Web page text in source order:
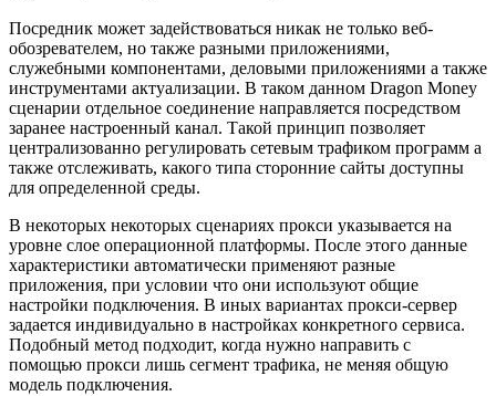
Посредник может задействоваться никак не только веб-
обозревателем, но также разными приложениями,
служебными компонентами, деловыми приложениями а также
инструментами актуализации. В таком данном Dragon Money
сценарии отдельное соединение направляется посредством
заранее настроенный канал. Такой принцип позволяет
централизованно регулировать сетевым трафиком программ а
также отслеживать, какого типа сторонние сайты доступны
для определенной среды.
В некоторых некоторых сценариях прокси указывается на
уровне слое операционной платформы. После этого данные
характеристики автоматически применяют разные
приложения, при условии что они используют общие
настройки подключения. В иных вариантах прокси-сервер
задается индивидуально в настройках конкретного сервиса.
Подобный метод подходит, когда нужно направить с
помощью прокси лишь сегмент трафика, не меняя общую
модель подключения.